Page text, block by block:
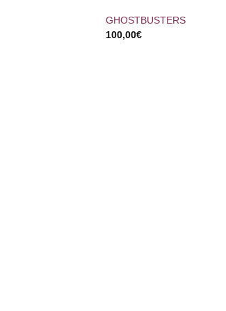
GHOSTBUSTERS
100,00€